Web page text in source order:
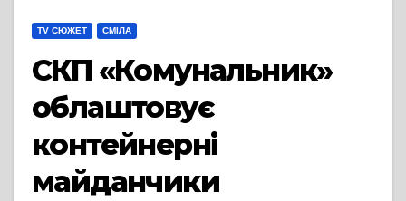
TV СЮЖЕТ СМІЛА
СКП «Комунальник»
облаштовує
контейнерні
майданчики